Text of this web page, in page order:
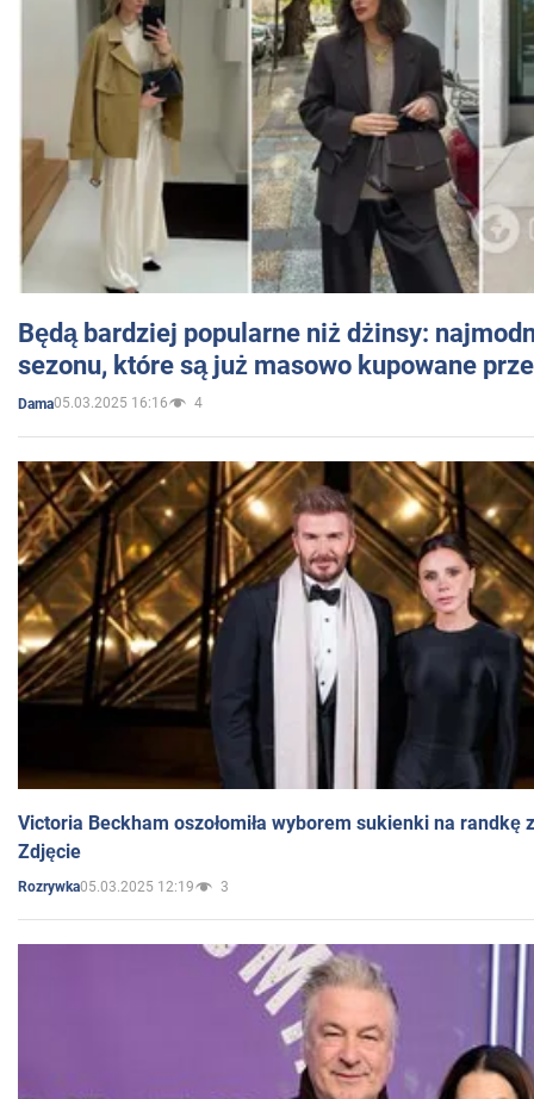
Będą bardziej popularne niż dżinsy:
sezonu, które są już masowo kupowane
Dama05.03.2025 16:16 4
Victoria Beckham oszołomiła wyborem sukienki na randkę
Zdjęcie
Rozrywka05.03.2025 12:19 3